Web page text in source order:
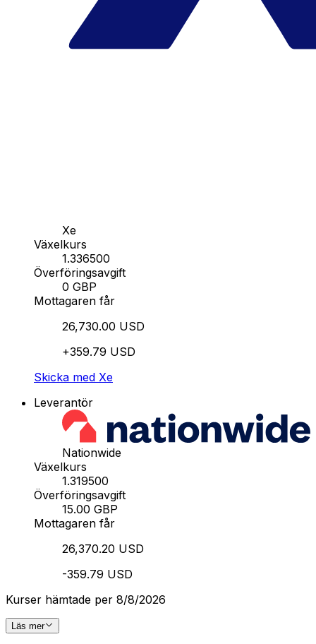
Xe
Växelkurs
1.336500
Överföringsavgift
0 GBP
Mottagaren får
26,730.00 USD
+359.79 USD
Skicka med Xe
Leverantör
Nationwide
Växelkurs
1.319500
Överföringsavgift
15.00 GBP
Mottagaren får
26,370.20 USD
-359.79 USD
Kurser hämtade per 8/8/2026
Läs mer